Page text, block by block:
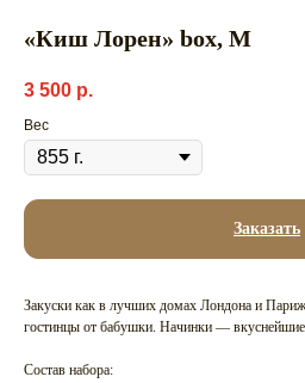
«Киш Лорен» box, М
3 500 р.
Вес
Заказать
Закуски как в лучших домах Лондона и
гостинцы от бабушки. Начинки —
Состав набора: